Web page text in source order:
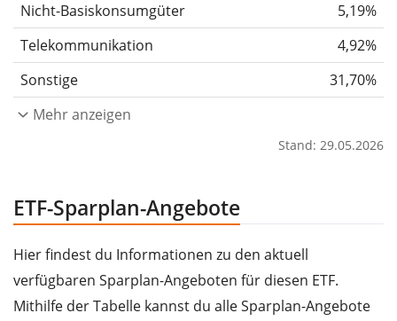
Nicht-Basiskonsumgüter
5,19%
Telekommunikation
4,92%
Sonstige
31,70%
Mehr anzeigen
Stand: 29.05.2026
ETF-Sparplan-Angebote
Hier findest du Informationen zu den aktuell
verfügbaren Sparplan-Angeboten für diesen ETF.
Mithilfe der Tabelle kannst du alle Sparplan-Angebote